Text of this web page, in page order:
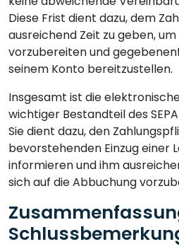
Diese Frist dient dazu, dem
ausreichend Zeit zu geben,
vorzubereiten und
seinem Konto bereitzustellen.
Insgesamt ist die
wichtiger Bestandteil des
Sie dient dazu, den
bevorstehenden Einzug einer
informieren und ihm
sich auf die Abbuchung